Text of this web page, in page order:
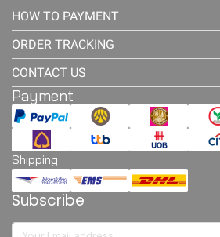
HOW TO PAYMENT
ORDER TRACKING
CONTACT US
Payment
Shipping
Subscribe